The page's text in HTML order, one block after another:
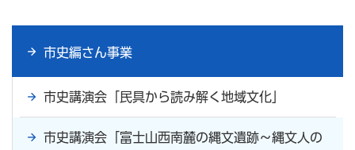
市史編さん事業
市史講演会「民具から読み解く地域文化」
市史講演会「富士山西南麓の縄文遺跡～縄文人の